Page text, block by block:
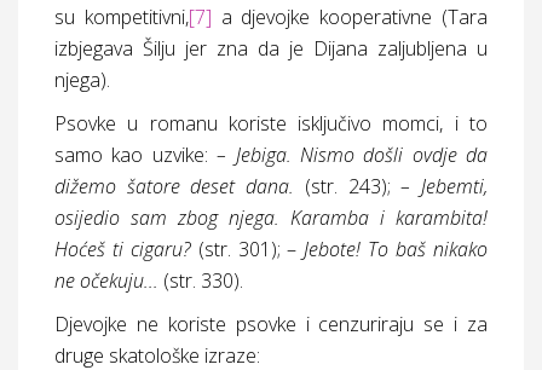
su kompetitivni,[7] a djevojke kooperativne (Tara
izbjegava Šilju jer zna da je Dijana zaljubljena u
njega).
Psovke u romanu koriste isključivo momci, i to
samo kao uzvike:– Jebiga. Nismo došli ovdje da
dižemo šatore deset dana. (str. 243);– Jebemti,
osijedio sam zbog njega. Karamba i karambita!
Hoćeš ti cigaru?(str. 301); –Jebote! To baš nikako
ne očekuju... (str. 330).
Djevojke ne koriste psovke i cenzuriraju se i za
druge skatološke izraze: